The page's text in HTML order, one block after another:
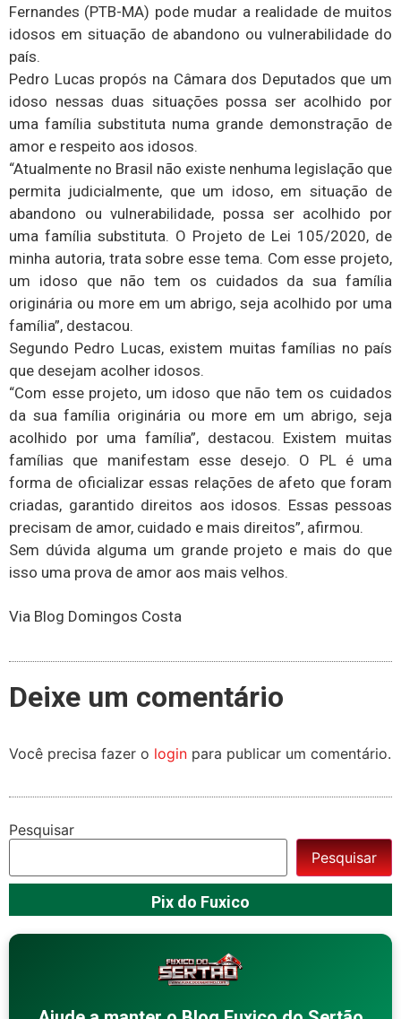
Fernandes (PTB-MA) pode mudar a realidade de muitos
idosos em situação de abandono ou vulnerabilidade do
país.
Pedro Lucas propós na Câmara dos Deputados que um
idoso nessas duas situações possa ser acolhido por
uma família substituta numa grande demonstração de
amor e respeito aos idosos.
“Atualmente no Brasil não existe nenhuma legislação que
permita judicialmente, que um idoso, em situação de
abandono ou vulnerabilidade, possa ser acolhido por
uma família substituta. O Projeto de Lei 105/2020, de
minha autoria, trata sobre esse tema. Com esse projeto,
um idoso que não tem os cuidados da sua família
originária ou more em um abrigo, seja acolhido por uma
família”, destacou.
Segundo Pedro Lucas, existem muitas famílias no país
que desejam acolher idosos.
“Com esse projeto, um idoso que não tem os cuidados
da sua família originária ou more em um abrigo, seja
acolhido por uma família”, destacou. Existem muitas
famílias que manifestam esse desejo. O PL é uma
forma de oficializar essas relações de afeto que foram
criadas, garantido direitos aos idosos. Essas pessoas
precisam de amor, cuidado e mais direitos”, afirmou.
Sem dúvida alguma um grande projeto e mais do que
isso uma prova de amor aos mais velhos.
Via Blog Domingos Costa
Deixe um comentário
Você precisa fazer o login para publicar um comentário.
Pesquisar
Pesquisar
Pix do Fuxico